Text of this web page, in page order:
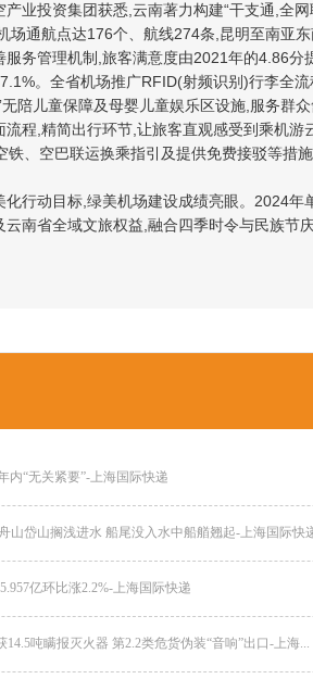
产业投资集团获悉,云南著力构建“干支通,全
场通航点达176个、航线274条,昆明至南亚
服务管理机制,旅客满意度由2021年的4.86
。全省机场推广RFID(射频识别)行李全
无陪儿童保障及母婴儿童娱乐区设施,服务群
流程,精简出行环节,让旅客直观感受到乘机
铁、空巴联运换乘指引及提供免费接驳等措
化行动目标,绿美机场建设成绩亮眼。2024
南省全域文旅权益,融合四季时令与民族节
内“无关紧要”-上海国际快递
山岱山搁浅进水 船尾没入水中船艏翘起-上海国际快
亿环比涨2.2%-上海国际快递
14.5吨瞒报灭火器 第2.2类危货伪装“音响”出口-上海...